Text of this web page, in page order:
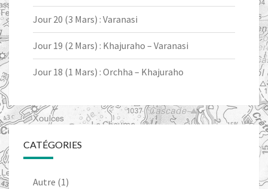
Jour 20 (3 Mars) : Varanasi
Jour 19 (2 Mars) : Khajuraho – Varanasi
Jour 18 (1 Mars) : Orchha – Khajuraho
CATÉGORIES
Autre (1)